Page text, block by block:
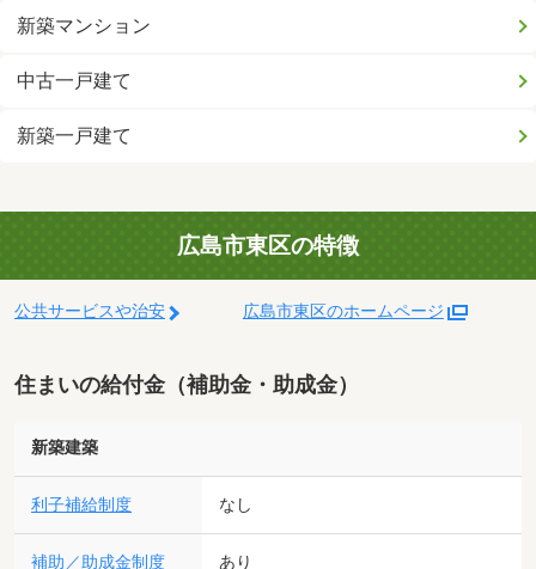
新築マンション
中古一戸建て
新築一戸建て
広島市東区の特徴
公共サービスや治安 広島市東区のホームページ
住まいの給付金（補助金・助成金）
新築建築
利子補給制度 なし
補助／助成金制度 あり